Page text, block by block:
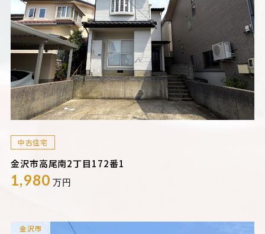
中古住宅
金沢市高尾南2丁目172番1
1,980 万円
金沢市